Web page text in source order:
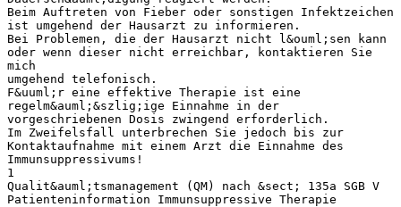
Beim Auftreten von Fieber oder sonstigen Infektzeichen
ist umgehend der Hausarzt zu informieren.
Bei Problemen, die der Hausarzt nicht l&ouml;sen kann
oder wenn dieser nicht erreichbar, kontaktieren Sie
mich
umgehend telefonisch.
F&uuml;r eine effektive Therapie ist eine
regelm&auml;&szlig;ige Einnahme in der
vorgeschriebenen Dosis zwingend erforderlich.
Im Zweifelsfall unterbrechen Sie jedoch bis zur
Kontaktaufnahme mit einem Arzt die Einnahme des
Immunsuppressivums!
1
Qualit&auml;tsmanagement (QM) nach &sect; 135a SGB V
Patienteninformation Immunsuppressive Therapie